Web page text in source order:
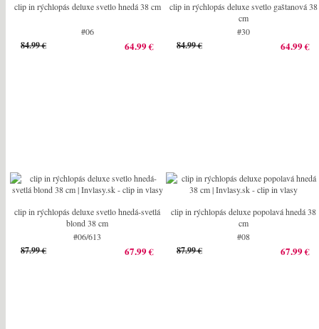
clip in rýchlopás deluxe svetlo hnedá 38 cm
#06
84.99 € 64.99 €
clip in rýchlopás deluxe svetlo gaštanová 38
cm
#30
84.99 € 64.99 €
clip in rýchlopás deluxe svetlo hnedá-svetlá
blond 38 cm
#06/613
87.99 € 67.99 €
clip in rýchlopás deluxe popolavá hnedá 38
cm
#08
87.99 € 67.99 €